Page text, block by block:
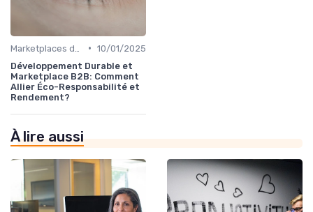
• 10/01/2025
Développement Durable et
Marketplace B2B: Comment
Allier Éco-Responsabilité et
Rendement?
À lire aussi